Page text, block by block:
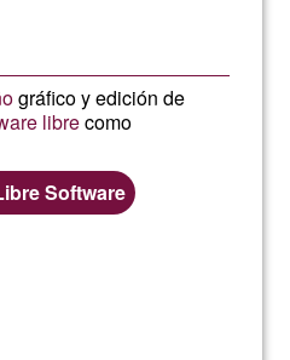
gráfico y edición de
librecomo
Software